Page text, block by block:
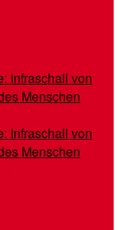
Infraschall von
Menschen
Infraschall von
Menschen